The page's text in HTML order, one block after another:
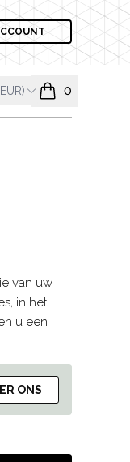
EUR) 0
items in cart,
van uw
in het
u een
ONS